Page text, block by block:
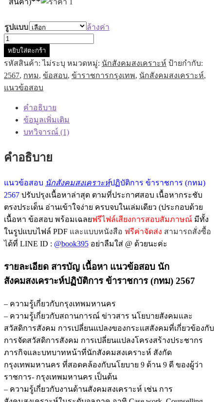
สินค้า)
รูปแบบ ล้างค่า
หยิบใส่ตะกร้า
รหัสสินค้า:ไม่ระบุ หมวดหมู่: นักสังคมสงเคราะห์ ป้ายกำกับ:
2567, กทม, ข้อสอบ, ข้าราชการกรุงเทพ, นักสังคมสงเคราะห์,
แนวข้อสอบ
คำอธิบาย
ข้อมูลเพิ่มเติม
บทวิจารณ์ (1)
คำอธิบาย
แนวข้อสอบ นักสังคมสงเคราะห์ปฏิบัติการ ข้าราชการ (กทม)
2567 ปรับปรุงเนื้อหาล่าสุด ตามที่ประกาศสอบ เนื้อหากระชับ
ตรงประเด็น อ่านเข้าใจง่าย ครบจบในเล่มเดียว (ประกอบด้วย
เนื้อหา ข้อสอบ พร้อมเฉลยฟรีไฟล์เสียงการสอบสัมภาษณ์ มีทั้ง
ในรูปแบบไฟล์ PDF และแบบหนังสือ ฟรีค่าจัดส่ง สามารถสั่งซื้อ
ได้ที่ LINE ID : @book395 อย่าลืมใส่ @ ด้วยนะค่ะ
รายละเอียด สารบัญ เนื้อหา แนวข้อสอบ นัก
สังคมสงเคราะห์ปฏิบัติการ ข้าราชการ (กทม) 2567
– ความรู้เกี่ยวกับกรุงเทพมหานคร
– ความรู้เกี่ยวกับสถานการณ์ ข่าวสาร นโยบายสังคมและ
สวัสดิการสังคม การเปลี่ยนแปลงของกระแสสังคมที่เกี่ยวข้องกับ
การจัดสวัสดิการสังคม การเปลี่ยนแปลงโครงสร้างประชากร
ภารกิจและบทบาทหน้าที่นักสังคมสงเคราะห์ สังกัด
กรุงเทพมหานคร ที่สอดคล้องกับนโยบาย 9 ด้าน 9 ดี ของผู้ว่า
ราชการ- กรุงเทพมหานคร เป็นต้น
– ความรู้เกี่ยวกับงานด้านสังคมสงเคราะห์ เช่น การ